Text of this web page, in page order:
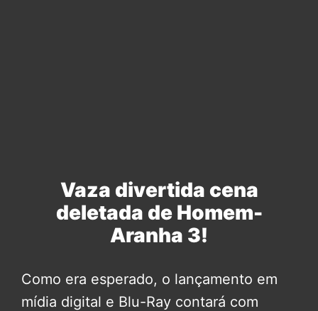
Vaza divertida cena
deletada de Homem-
Aranha 3!
Como era esperado, o lançamento em
mídia digital e Blu-Ray contará com